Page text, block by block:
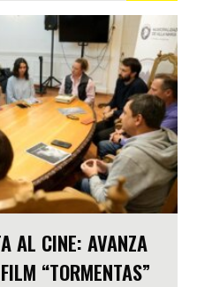
AL CINE: AVANZA
“TORMENTAS”